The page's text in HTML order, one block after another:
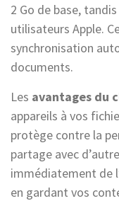
2 Go de base,
utilisateurs Apple.
synchronisation
documents.
Les avantages du
appareils à vos
protège contre la
partage avec
immédiatement de
en gardant vos